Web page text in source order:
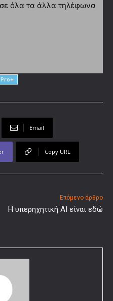
όλα τα άλλα τηλέφωνα
Email
Copy URL
Επόμενο άρθρο
Η υπερηχητική ΑΙ είναι εδώ